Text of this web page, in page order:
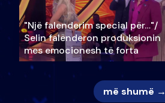
"Një falenderim special për…"/
Selin falënderon produksionin
mes emocionesh të forta
më shumë →